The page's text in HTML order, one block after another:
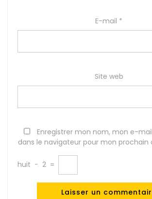
E-mail *
Site web
Enregistrer mon nom, mon e-
dans le navigateur pour mon
huit − 2 =